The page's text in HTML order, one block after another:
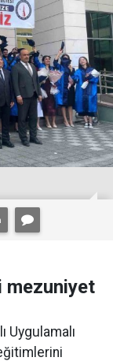
mezuniyet
Uygulamalı